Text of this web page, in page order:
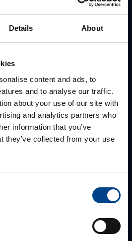
Details About
content and ads, to
and to analyse our traffic.
about your use of our site with
and analytics partners who
information that you’ve
they’ve collected from your use